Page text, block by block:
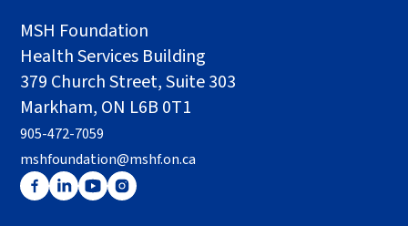
MSH Foundation
Health Services Building
379 Church Street, Suite 303
Markham, ON L6B 0T1
905-472-7059
mshfoundation@mshf.on.ca